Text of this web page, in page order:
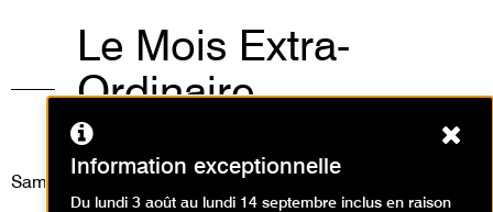
Le Mois Extra-
Ordinaire
Événement
Samedi 13 juin 2015
Information exceptionnelle
Du lundi 3 août au lundi 14 septembre inclus en raison